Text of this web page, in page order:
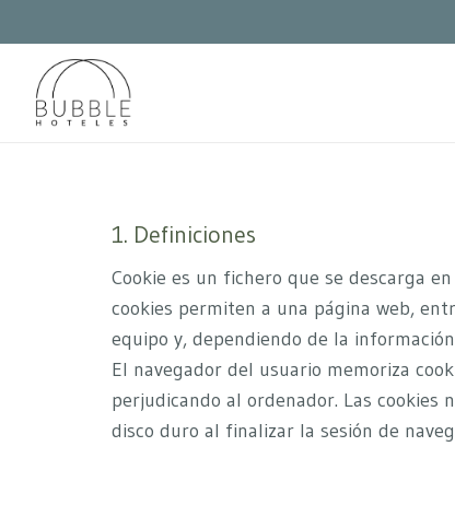
1. Definiciones
Cookie es un fichero que se descarga
cookies permiten a una página web,
equipo y, dependiendo de la
El navegador del usuario memoriza
perjudicando al ordenador. Las cookies
disco duro al finalizar la sesión de